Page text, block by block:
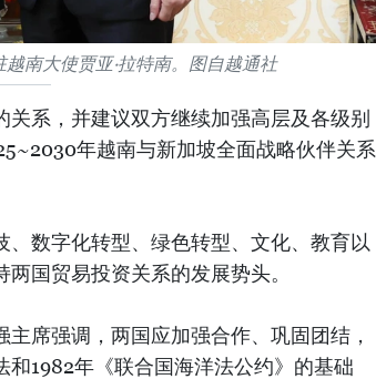
南大使贾亚·拉特南。图自越通社
系，并建议双方继续加强高层及各级别
年越南与新加坡全面战略伙伴关系
数字化转型、绿色转型、文化、教育以
国贸易投资关系的发展势头。
席强调，两国应加强合作、巩固团结，
1982年《联合国海洋法公约》的基础